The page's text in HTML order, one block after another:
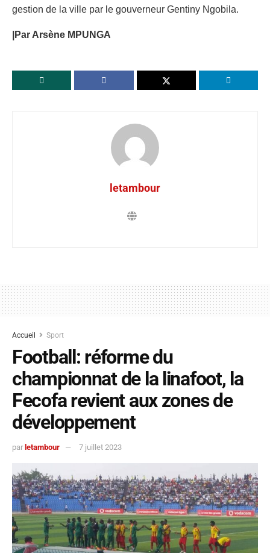
gestion de la ville par le gouverneur Gentiny Ngobila.
|Par Arsène MPUNGA
letambour
Accueil Sport
Football: réforme du
championnat de la linafoot, la
Fecofa revient aux zones de
développement
par letambour 7 juillet 2023